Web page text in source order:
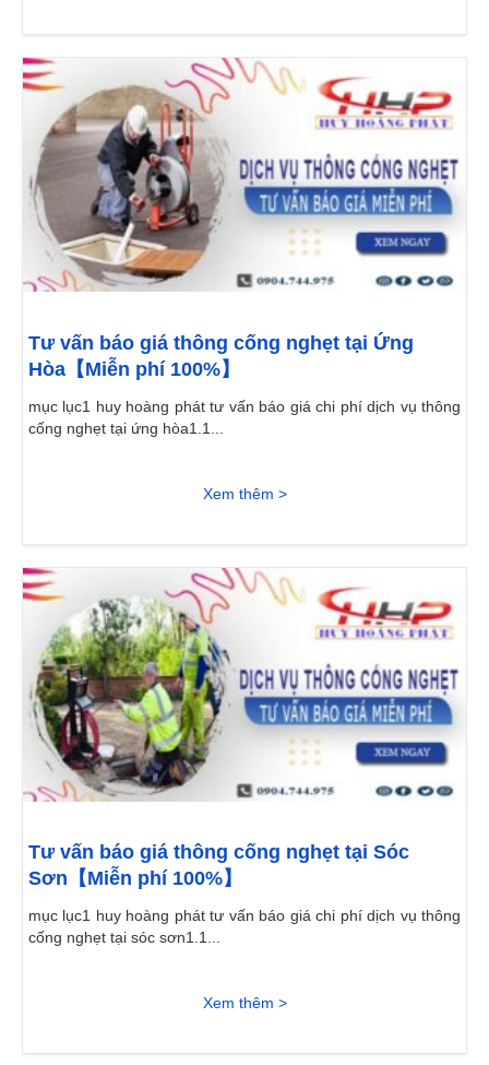
Tư vấn báo giá thông cống nghẹt tại Ứng
Hòa【Miễn phí 100%】
mục lục1 huy hoàng phát tư vấn báo giá chi phí dịch vụ thông
cống nghẹt tại ứng hòa1.1...
Xem thêm >
Tư vấn báo giá thông cống nghẹt tại Sóc
Sơn【Miễn phí 100%】
mục lục1 huy hoàng phát tư vấn báo giá chi phí dịch vụ thông
cống nghẹt tại sóc sơn1.1...
Xem thêm >